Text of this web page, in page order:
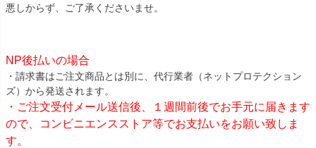
悪しからず、ご了承くださいませ。
NP後払いの場合
・請求書はご注文商品とは別に、代行業者（ネットプロテクション
ズ）から発送されます。
・ご注文受付メール送信後、１週間前後でお手元に届きます
ので、コンビニエンスストア等でお支払いをお願い致しま
す。